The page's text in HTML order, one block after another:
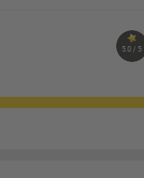
5.0 / 5